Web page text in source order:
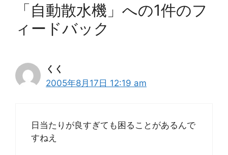
「自動散水機」への1件のフ
ィードバック
くく
2005年8月17日 12:19 am
日当たりが良すぎても困ることがあるんで
すねえ